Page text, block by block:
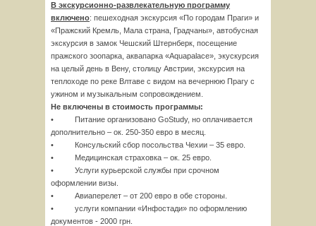
В экскурсионно-развлекательную программу
включено: пешеходная экскурсия «По городам Праги» и
«Пражский Кремль, Мала страна, Градчаны», автобусная
экскурсия в замок Чешский Штернберк, посещение
пражского зоопарка, аквапарка «Aquapalace», экускурсия
на целый день в Вену, столицу Австрии, экскурсия на
теплоходе по реке Влтаве с видом на вечернюю Прагу с
ужином и музыкальным сопровождением.
Не включены в стоимость программы:
• Питание организовано GoStudy, но оплачивается
дополнительно – ок. 250-350 евро в месяц.
• Консульский сбор посольства Чехии – 35 евро.
• Медицинская страховка – ок. 25 евро.
• Услуги курьерской службы при срочном
оформлении визы.
• Авиаперелет – от 200 евро в обе стороны.
• услуги компании «Инфостади» по оформлению
документов - 2000 грн.